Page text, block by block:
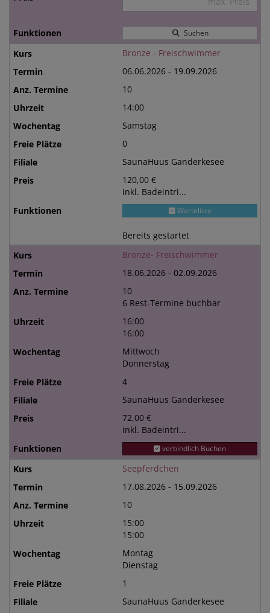
Suchen
Bronze - Freischwimmer
06.06.2026 - 19.09.2026
10
14:00
Samstag
0
SaunaHuus Ganderkesee
120,00 €
inkl. Badeintri...
Warteliste
Bereits gestartet
Bronze- Freischwimmer
18.06.2026 - 02.09.2026
10
6 Rest-Termine buchbar
16:00
16:00
Mittwoch
Donnerstag
4
SaunaHuus Ganderkesee
72,00 €
inkl. Badeintri...
verbindlich Buchen
Seepferdchen
17.08.2026 - 15.09.2026
10
15:00
15:00
Montag
Dienstag
1
SaunaHuus Ganderkesee